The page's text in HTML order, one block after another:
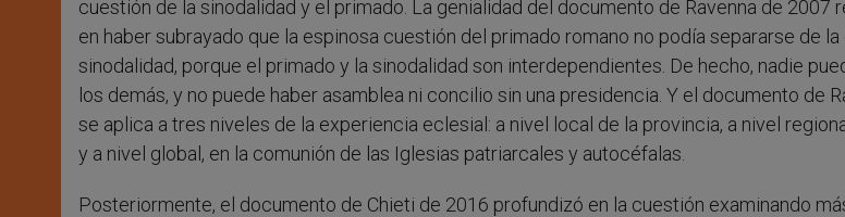
cuestión de la sinodalidad y el primado. La genialidad del documento de Ravenna de 2007
en haber subrayado que la espinosa cuestión del primado romano no podía separarse de
sinodalidad, porque el primado y la sinodalidad son interdependientes. De hecho, nadie
los demás, y no puede haber asamblea ni concilio sin una presidencia. Y el documento de
se aplica a tres niveles de la experiencia eclesial: a nivel local de la provincia, a nivel
y a nivel global, en la comunión de las Iglesias patriarcales y autocéfalas.
Posteriormente, el documento de Chieti de 2016 profundizó en la cuestión examinando